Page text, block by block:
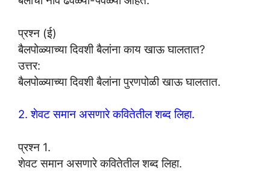
प्रश्न (ई)
बैलपोळ्याच्या दिवशी बैलांना काय खाऊ घालतात?
उत्तर:
बैलपोळ्याच्या दिवशी बैलांना पुरणपोळी खाऊ घालतात.
2. शेवट समान असणारे कवितेतील शब्द लिहा.
प्रश्न 1.
शेवट समान असणारे कवितेतील शब्द लिहा.